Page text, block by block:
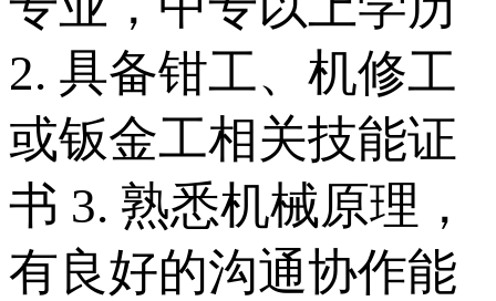
2. 具备钳工、机修工
或钣金工相关技能证
书 3. 熟悉机械原理，
有良好的沟通协作能